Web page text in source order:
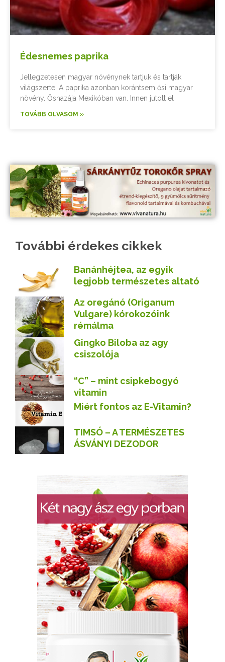
Édesnemes paprika
Jellegzetesen magyar növénynek tartjuk és tartják
világszerte. A paprika azonban korántsem ősi magyar
növény. Őshazája Mexikóban van. Innen jutott el
TOVÁBB OLVASOM »
További érdekes cikkek
Banánhéjtea, az egyik
legjobb természetes altató
Az oregánó (Origanum
Vulgare) kórokozóink
rémálma
Gingko Biloba az agy
csiszolója
“C” – mint csipkebogyó
vitamin
Miért fontos az E-Vitamin?
TIMSÓ – A TERMÉSZETES
ÁSVÁNYI DEZODOR